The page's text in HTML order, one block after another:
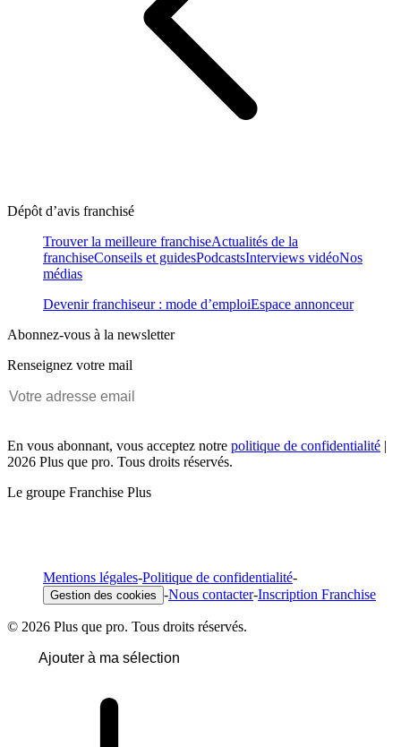
Dépôt d’avis franchisé
Trouver la meilleure franchiseActualités de la
franchiseConseils et guidesPodcastsInterviews vidéoNos
médias
Devenir franchiseur : mode d’emploiEspace annonceur
Abonnez-vous à la newsletter
Renseignez votre mail
En vous abonnant, vous acceptez notre politique de confidentialité |
2026 Plus que pro. Tous droits réservés.
Le groupe Franchise Plus
Mentions légales-Politique de confidentialité-
Gestion des cookies -Nous contacter-Inscription Franchise
© 2026 Plus que pro. Tous droits réservés.
Ajouter à ma sélection